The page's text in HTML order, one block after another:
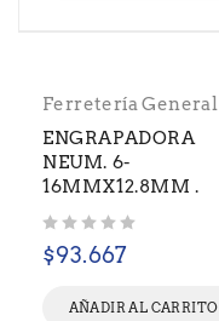
Ferretería General
ENGRAPADORA
NEUM. 6-
16MMX12.8MM .
$93.667
AÑADIR AL CARRITO